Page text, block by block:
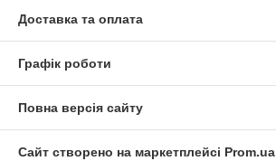
Доставка та оплата
Графік роботи
Повна версія сайту
Сайт створено на маркетплейсі Prom.ua